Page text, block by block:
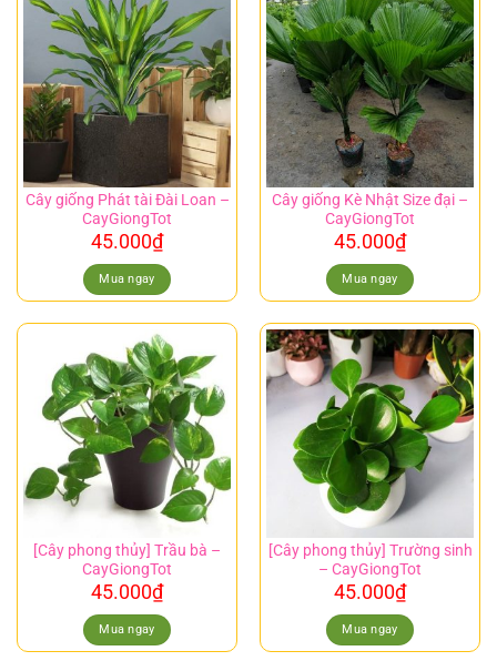
Cây giống Phát tài Đài Loan –
CayGiongTot
45.000₫
Mua ngay
Cây giống Kè Nhật Size đại –
CayGiongTot
45.000₫
Mua ngay
[Cây phong thủy] Trầu bà –
CayGiongTot
45.000₫
Mua ngay
[Cây phong thủy] Trường sinh
– CayGiongTot
45.000₫
Mua ngay